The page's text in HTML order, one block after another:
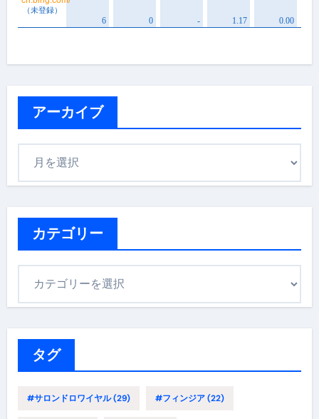
アーカイブ
カテゴリー
タグ
#サロンドロワイヤル(29) #フィンジア(22)